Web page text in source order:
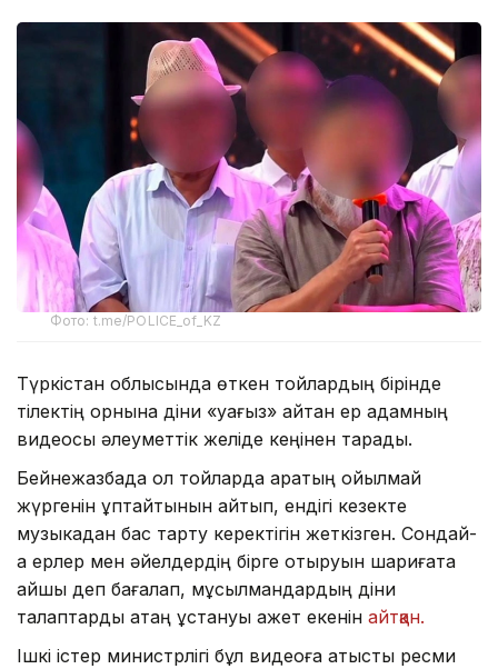
Фото: t.me/POLICE_of_KZ
Түркістан облысында өткен тойлардың бірінде
тілектің орнына діни «уағыз» айтқан ер адамның
видеосы әлеуметтік желіде кеңінен тарады.
Бейнежазбада ол тойларда арақтың қойылмай
жүргенін құптайтынын айтып, ендігі кезекте
музыкадан бас тарту керектігін жеткізген. Сондай-
ақ ерлер мен әйелдердің бірге отыруын шариғатқа
қайшы деп бағалап, мұсылмандардың діни
талаптарды қатаң ұстануы қажет екенін айтқан.
Ішкі істер министрлігі бұл видеоға қатысты ресми